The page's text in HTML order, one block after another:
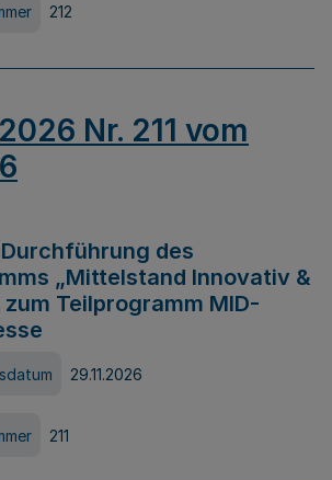
212
Nr. 211 vom
des
„Mittelstand Innovativ &
zum Teilprogramm MID-
29.11.2026
211